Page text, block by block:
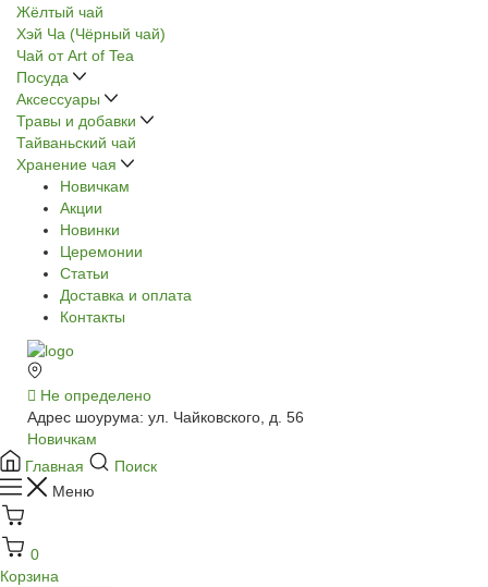
Жёлтый чай
Хэй Ча (Чёрный чай)
Чай от Art of Tea
Посуда
Аксессуары
Травы и добавки
Тайваньский чай
Хранение чая
Новичкам
Акции
Новинки
Церемонии
Статьи
Доставка и оплата
Контакты
Не определено
Адрес шоурума: ул. Чайковского, д. 56
Новичкам
Главная
Поиск
Меню
0
Корзина